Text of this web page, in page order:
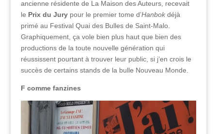
ancienne résidente de La Maison des Auteurs, recevait
le Prix du Jury pour le premier tome d’Hanbokdéjà
primé au Festival Quai des Bulles de Saint-Malo.
Graphiquement, ça vole bien plus haut que bien des
productions de la toute nouvelle génération qui
réussissent pourtant à trouver leur public, si j’en crois le
succès de certains stands de la bulle Nouveau Monde.
F comme fanzines